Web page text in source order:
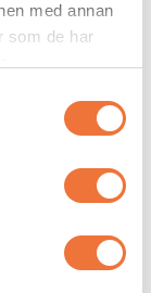
med annan
som de har
Torkat hundgodis utan tillsatser, ursprung EU